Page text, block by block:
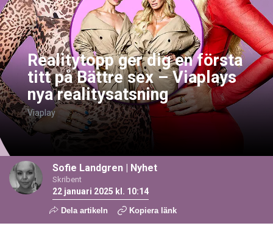
Realitytopp ger dig en första
titt på Bättre sex – Viaplays
nya realitysatsning
Viaplay
Sofie Landgren | Nyhet
Skribent
22 januari 2025 kl. 10:14
Dela artikeln Kopiera länk